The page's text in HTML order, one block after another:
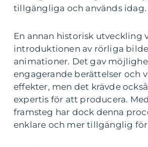
tillgängliga och används idag.
En annan historisk utveckling
introduktionen av rörliga
animationer. Det gav
engagerande berättelser och
effekter, men det krävde
expertis för att producera.
framsteg har dock denna
enklare och mer tillgänglig för